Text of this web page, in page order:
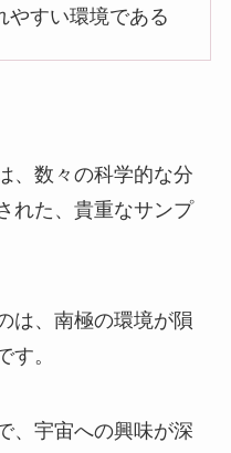
やすい環境である
、数々の科学的な分
れた、貴重なサンプ
は、南極の環境が隕
す。
、宇宙への興味が深